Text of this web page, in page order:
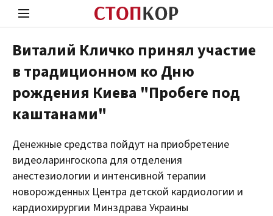
Стоп Политической Коррупции
Виталий Кличко принял участие
в традиционном ко Дню
рождения Киева "Пробеге под
каштанами"
Денежные средства пойдут на приобретение
видеоларингоскопа для отделения
анестезиологии и интенсивной терапии
новорожденных Центра детской кардиологии и
кардиохирургии Минздрава Украины